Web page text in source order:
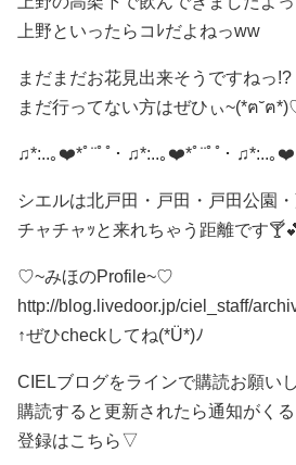
上野といったらコﾚだよねっww
まだまだお花見出来そうですねっ!?
まだ行ってない方はぜひぃ~(*ฅ˘ฅ
♫*:..｡❤️*ﾟ¨ﾟﾟ･ ♫*:..｡❤️*ﾟ¨ﾟﾟ･ ♫*:..｡❤️
シエルは北戸田・戸田・戸田公園
チャチャｯと来れちゃう距離です
♡ ~みほのProfile~♡
http://blog.livedoor.jp/ciel_staff/
↑ぜひcheckしてね(*Ü*)ﾉ
CIELブログをラインで購読お願い
購読すると更新されたら通知がく
登録はこちら▽